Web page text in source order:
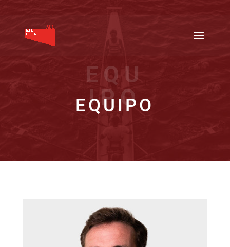
EQUIPO
EQU
IPO